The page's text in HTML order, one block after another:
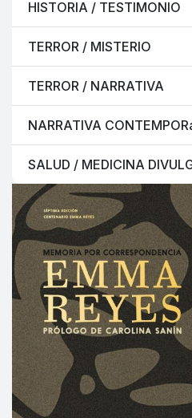
HISTORIA / TESTIMONIO
TERROR / MISTERIO
TERROR / NARRATIVA
NARRATIVA
SALUD / MEDICINA